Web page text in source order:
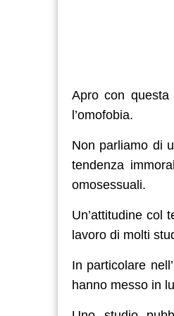
Apro con questa
l’omofobia.
Non parliamo di
tendenza
omosessuali.
Un’attitudine col
lavoro di molti
In particolare
hanno messo in